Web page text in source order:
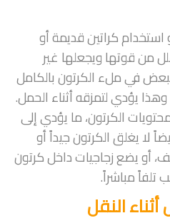
كراتين قديمة أو
من قوتها ويجعلها غير
في ملء الكرتون بالكامل
يؤدي لتمزقه أثناء الحمل.
الكرتون، ما يؤدي إلى
لا يغلق الكرتون جيداً أو
أو يضع زجاجيات داخل كرتون
مباشراً.
النقل